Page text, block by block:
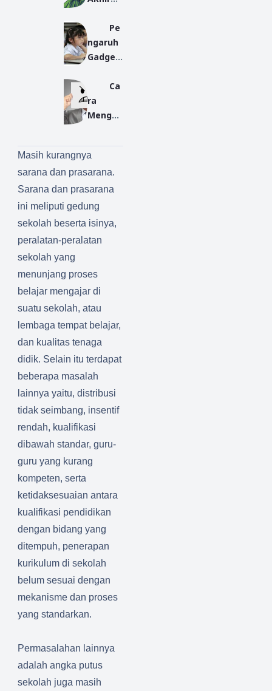
i Halal
di
Indone
Teladan
i
gaman
Lewat
Pemikir
Gusdur
Pe
ngaruh
Gadget
Peserta
Didik
Ca
ra
Mengat
Amarah
dalam
Perspe
ktif
Islam
Masih kurangnya
sarana dan prasarana.
Sarana dan prasarana
ini meliputi gedung
sekolah beserta isinya,
peralatan-peralatan
sekolah yang
menunjang proses
belajar mengajar di
suatu sekolah, atau
lembaga tempat belajar,
dan kualitas tenaga
didik. Selain itu terdapat
beberapa masalah
lainnya yaitu, distribusi
tidak seimbang, insentif
rendah, kualifikasi
dibawah standar, guru-
guru yang kurang
kompeten, serta
ketidaksesuaian antara
kualifikasi pendidikan
dengan bidang yang
ditempuh, penerapan
kurikulum di sekolah
belum sesuai dengan
mekanisme dan proses
yang standarkan.
Permasalahan lainnya
adalah angka putus
sekolah juga masih